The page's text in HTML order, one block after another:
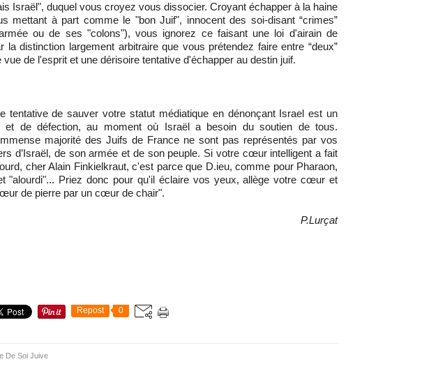
Israël", duquel vous croyez vous dissocier. Croyant échapper à la haine
mettant à part comme le "bon Juif", innocent des soi-disant “crimes”
ou de ses "colons"), vous ignorez ce faisant une loi d'airain de
la distinction largement arbitraire que vous prétendez faire entre “deux”
vue de l'esprit et une dérisoire tentative d'échapper au destin juif.
tentative de sauver votre statut médiatique en dénonçant Israel est un
et de défection, au moment où Israël a besoin du soutien de tous.
majorité des Juifs de France ne sont pas représentés par vos
d’Israël, de son armée et de son peuple. Si votre cœur intelligent a fait
cher Alain Finkielkraut, c'est parce que D.ieu, comme pour Pharaon,
"alourdi"... Priez donc pour qu'il éclaire vos yeux, allège votre cœur et
de pierre par un cœur de chair".
P.Lurçat
Repost 0
De Soi Juive